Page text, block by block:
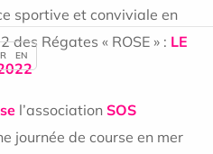
sportive et conviviale en
Régates « ROSE » : LE
l’association SOS
journée de course en mer
EN